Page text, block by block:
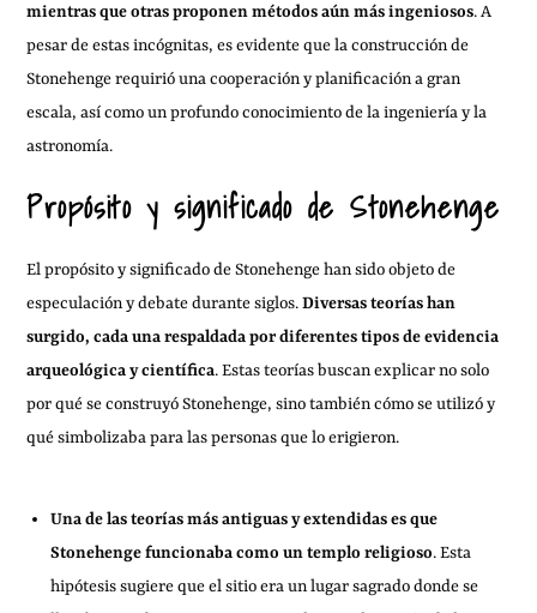
mientras que otras proponen métodos aún más ingeniosos. A
pesar de estas incógnitas, es evidente que la construcción de
Stonehenge requirió una cooperación y planificación a gran
escala, así como un profundo conocimiento de la ingeniería y la
astronomía.
Propósito y significado de Stonehenge
El propósito y significado de Stonehenge han sido objeto de
especulación y debate durante siglos.Diversas teorías han
surgido, cada una respaldada por diferentes tipos de evidencia
arqueológica y científica. Estas teorías buscan explicar no solo
por qué se construyó Stonehenge, sino también cómo se utilizó y
qué simbolizaba para las personas que lo erigieron.
Una de las teorías más antiguas y extendidas es que
Stonehenge funcionaba como un templo religioso. Esta
hipótesis sugiere que el sitio era un lugar sagrado donde se